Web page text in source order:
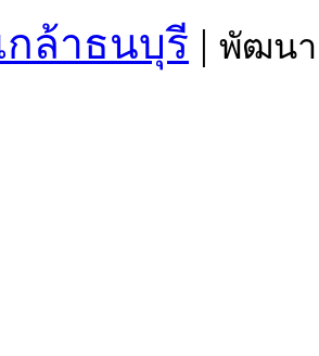
กล้าธนบุรี | พัฒน